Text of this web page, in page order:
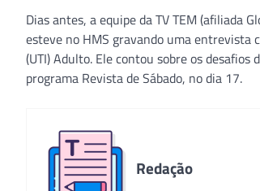
Dias antes, a equipe da TV TEM (afiliada
esteve no HMS gravando uma entrevista
(UTI) Adulto. Ele contou sobre os
programa Revista de Sábado, no dia 17.
Redação